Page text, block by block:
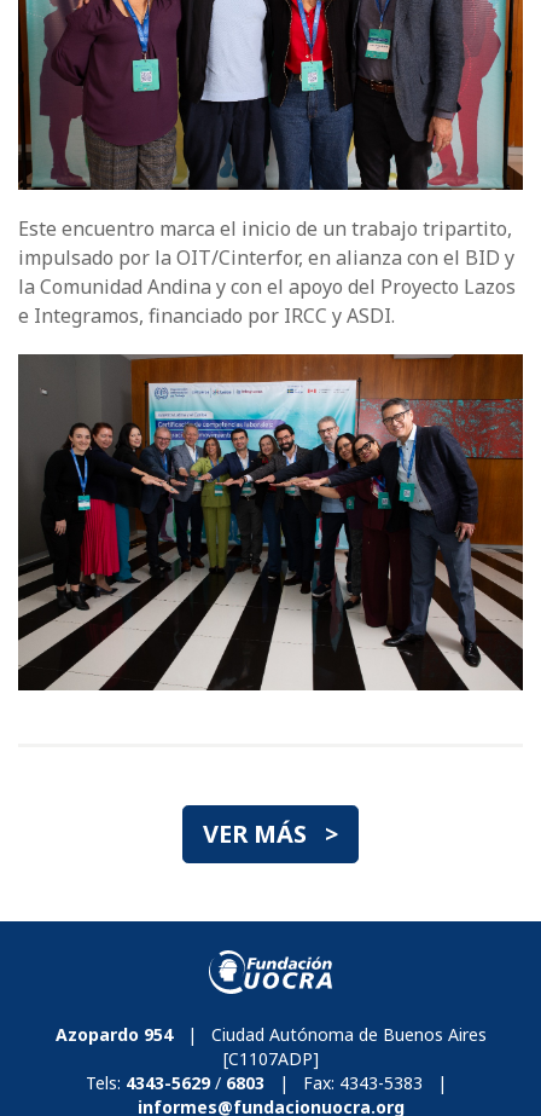
Este encuentro marca el inicio de un trabajo tripartito,
impulsado por la OIT/Cinterfor, en alianza con el BID y
la Comunidad Andina y con el apoyo del Proyecto Lazos
e Integramos, financiado por IRCC y ASDI.
VER MÁS >
Azopardo 954| Ciudad Autónoma de Buenos Aires
[C1107ADP]
Tels: 4343-5629/ 6803| Fax: 4343-5383 |
informes@fundacionuocra.org